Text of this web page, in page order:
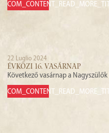
22 Luglio 2024
ÉVKÖZI 16. VASÁRNAP
Következő vasárnap a